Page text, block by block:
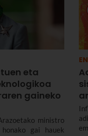
eta
gaineko
ministro
gai hauek